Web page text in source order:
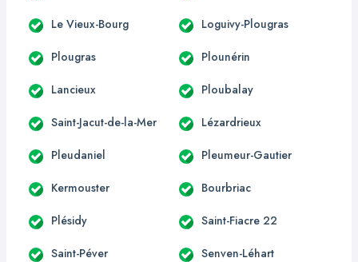
Le Vieux-Bourg Loguivy-Plougras
Plougras Plounérin
Lancieux Ploubalay
Saint-Jacut-de-la-Mer Lézardrieux
Pleudaniel Pleumeur-Gautier
Kermouster Bourbriac
Plésidy Saint-Fiacre 22
Saint-Péver Senven-Léhart